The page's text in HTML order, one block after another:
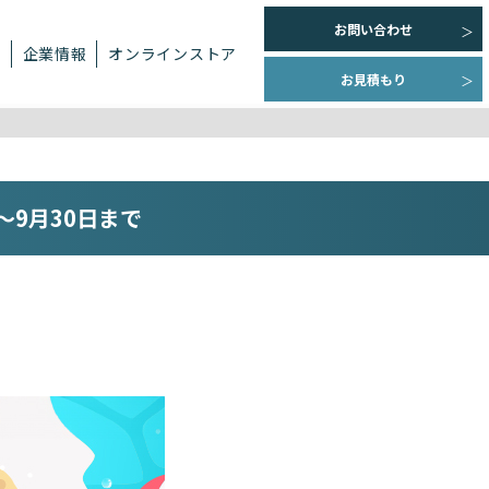
企業情報 オンラインストア
お問い合わせ
お見積もり
9月30日まで